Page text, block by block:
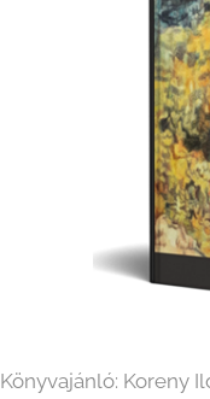
Könyvajánló: Koreny